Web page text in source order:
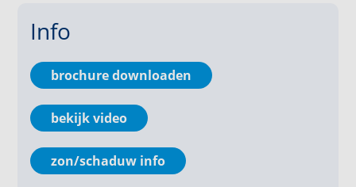
• Perceeloppervlakte ca. 159 m²;
• Tuin met oriëntatie op het oosten (grenzend aan
afgesloten achterterrein uitsluitend toegankelijk voor
bewoners);
• Energielabel A.
INDELING
Info
brochure downloaden
bekijk video
zon/schaduw info